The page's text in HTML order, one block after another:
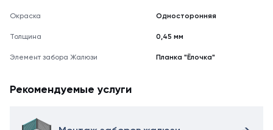
Окраска Односторонняя
Толщина 0,45 мм
Элемент забора Жалюзи Планка "Ёлочка"
Рекомендуемые услуги